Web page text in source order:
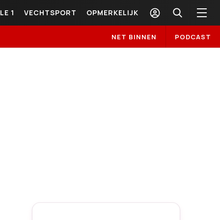
1 VECHTSPORT OPMERKELIJK
NET BINNEN PODCAST